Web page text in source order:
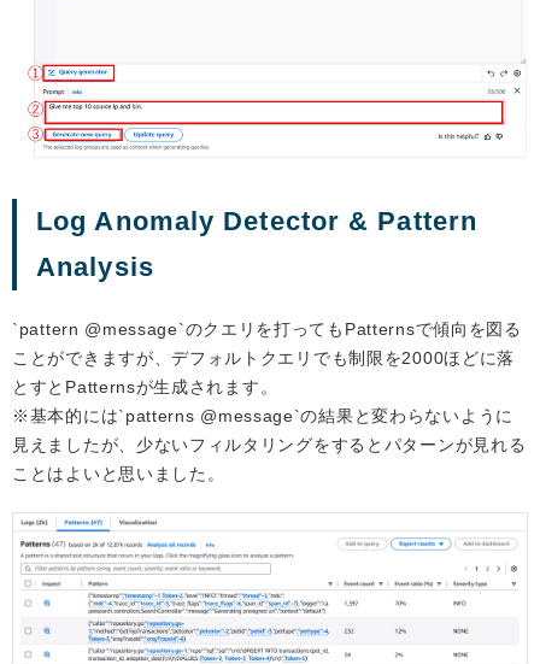
Log Anomaly Detector & Pattern
Analysis
`pattern @message`のクエリを打ってもPatternsで傾向を図る
ことができますが、デフォルトクエリでも制限を2000ほどに落
とすとPatternsが生成されます。
※基本的には`patterns @message`の結果と変わらないように
見えましたが、少ないフィルタリングをするとパターンが見れる
ことはよいと思いました。